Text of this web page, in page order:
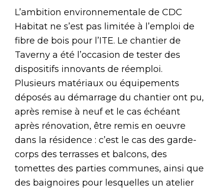
L’ambition environnementale de CDC
Habitat ne s’est pas limitée à l’emploi de
fibre de bois pour l’ITE. Le chantier de
Taverny a été l’occasion de tester des
dispositifs innovants de réemploi.
Plusieurs matériaux ou équipements
déposés au démarrage du chantier ont pu,
après remise à neuf et le cas échéant
après rénovation, être remis en oeuvre
dans la résidence : c’est le cas des garde-
corps des terrasses et balcons, des
tomettes des parties communes, ainsi que
des baignoires pour lesquelles un atelier